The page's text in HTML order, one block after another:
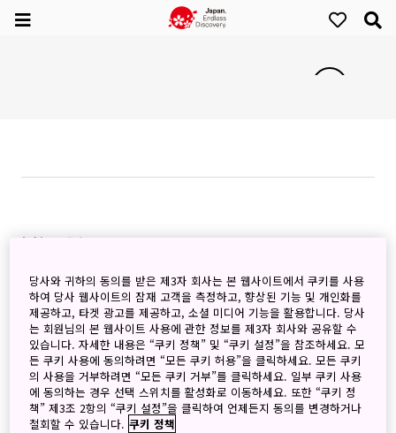
추천 콘텐츠
도쿄
후지시바자쿠라축제(꽃잔디축
제)
당사와 귀하의 동의를 받은 제3자 회사는 본 웹사이트에서 쿠키를 사용
하여 당사 웹사이트의 잠재 고객을 측정하고, 향상된 기능 및 개인화를
제공하고, 타겟 광고를 제공하고, 소셜 미디어 기능을 활용합니다. 당사
는 회원님의 본 웹사이트 사용에 관한 정보를 제3자 회사와 공유할 수
있습니다. 자세한 내용은 “쿠키 정책” 및 “쿠키 설정”을 참조하세요. 모
든 쿠키 사용에 동의하려면 “모든 쿠키 허용”을 클릭하세요. 모든 쿠키
의 사용을 거부하려면 “모든 쿠키 거부”를 클릭하세요. 일부 쿠키 사용
에 동의하는 경우 선택 스위치를 활성화로 이동하세요. 또한 “쿠키 정
책” 제3조 2항의 “쿠키 설정”을 클릭하여 언제든지 동의를 변경하거나
철회할 수 있습니다. 쿠키 정책